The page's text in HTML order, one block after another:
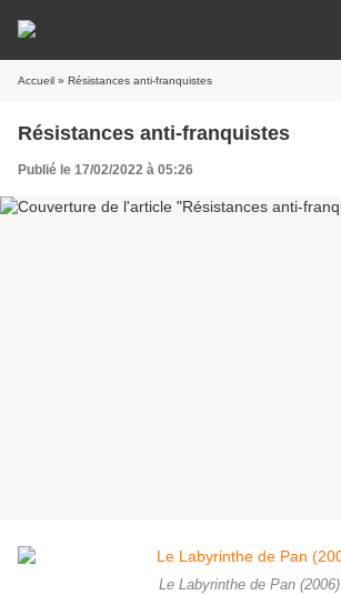
Accueil » Résistances anti-franquistes
Résistances anti-franquistes
Publié le 17/02/2022 à 05:26
Le Labyrinthe de Pan (2006)